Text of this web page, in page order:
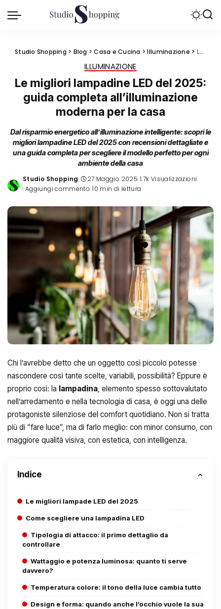
Studio Shopping > Blog >Casa e Cucina >Illuminazione > Le migliori lampadine LED del 2025: guida completa all’illuminazione moderna per la casa
ILLUMINAZIONE
Le migliori lampadine LED del 2025:
guida completa all’illuminazione
moderna per la casa
Dal risparmio energetico all’illuminazione intelligente: scopri le
migliori lampadine LED del 2025 con recensioni dettagliate e
una guida completa per scegliere il modello perfetto per ogni
ambiente della casa
Posted
by
Studio Shopping 27 Maggio 2025 1.7k Visualizzazioni
Aggiungi commento 10 min di lettura
Chi l’avrebbe detto che un oggetto così piccolo potesse
nascondere così tante scelte, variabili, possibilità? Eppure è
proprio così: la lampadina, elemento spesso sottovalutato
nell’arredamento e nella tecnologia di casa, è oggi una delle
protagoniste silenziose del comfort quotidiano. Non si tratta
più di “fare luce”, ma di farlo meglio: con minor consumo, con
maggiore qualità visiva, con estetica, con intelligenza.
Indice
Le migliori lampade LED del 2025
Come scegliere una lampadina LED
Tipologia di attacco: il primo dettaglio da
controllare
Wattaggio e potenza luminosa: quanto ti serve
davvero?
Temperatura colore: il tono della luce cambia tutto
Design e forma: quando anche l’occhio vuole la sua